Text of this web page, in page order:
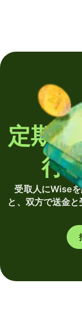
定期
行
受取人にWise
と、双方で送金と